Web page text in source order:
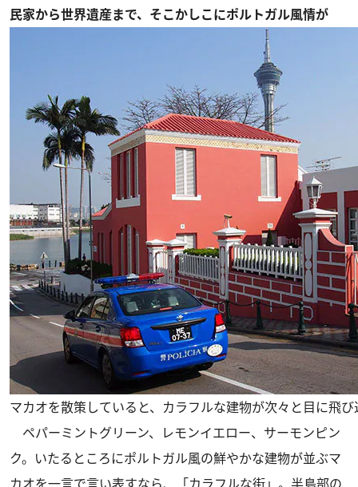
民家から世界遺産まで、そこかしこにポルトガル風情が
マカオを散策していると、カラフルな建物が次々と目に飛
ペパーミントグリーン、レモンイエロー、サーモンピン
ク。いたるところにポルトガル風の鮮やかな建物が並ぶマ